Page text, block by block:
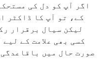
اگر آپ کو دل کی
کے، تو آپ کا ڈاکٹر
لیکن سیال برقرار
کسی بھی علامت کے
صورت حال میں